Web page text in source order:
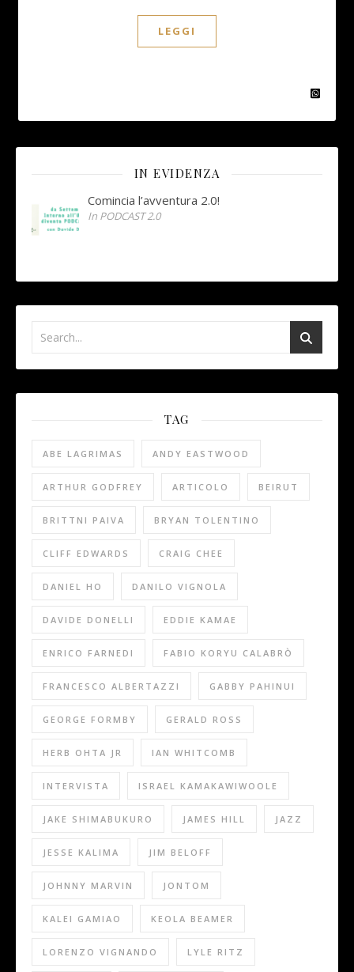
LEGGI
IN EVIDENZA
Comincia l’avventura 2.0!
In PODCAST 2.0
TAG
ABE LAGRIMAS ANDY EASTWOOD
ARTHUR GODFREY ARTICOLO BEIRUT
BRITTNI PAIVA BRYAN TOLENTINO
CLIFF EDWARDS CRAIG CHEE
DANIEL HO DANILO VIGNOLA
DAVIDE DONELLI EDDIE KAMAE
ENRICO FARNEDI FABIO KORYU CALABRÒ
FRANCESCO ALBERTAZZI GABBY PAHINUI
GEORGE FORMBY GERALD ROSS
HERB OHTA JR IAN WHITCOMB
INTERVISTA ISRAEL KAMAKAWIWOOLE
JAKE SHIMABUKURO JAMES HILL JAZZ
JESSE KALIMA JIM BELOFF
JOHNNY MARVIN JONTOM
KALEI GAMIAO KEOLA BEAMER
LORENZO VIGNANDO LYLE RITZ